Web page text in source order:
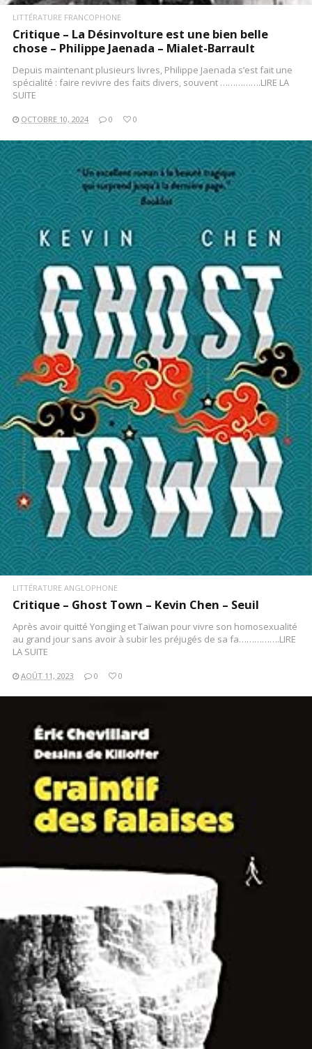
LITTÉRATURE FRANCOPHONE
Critique – La Désinvolture est une bien belle
chose – Philippe Jaenada – Mialet-Barrault
Depuis maintenant plusieurs livres, Philippe Jaenada s’est fait une
spécialité : faire revivre des faits divers, souvent …………….LIRE LA
SUITE
OCTOBRE 10, 2024 0 0
LIRE LA SUITE
LITTÉRATURE ANGLOPHONE
Critique – Ghost Town – Kevin Chen – Seuil
Après avoir quitté Yongjing et Taïwan pour vivre son homosexualité
au grand jour sans avoir à subir les préjugés de sa fa…………….LIRE
LA SUITE
AOÛT 11, 2023 0 0
LIRE LA SUITE